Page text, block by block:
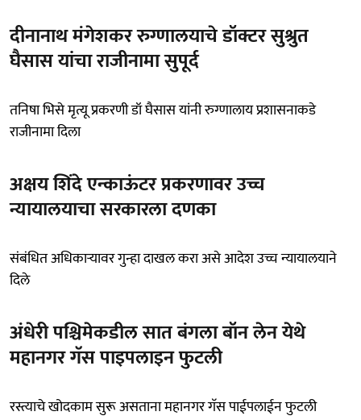
दीनानाथ मंगेशकर रुग्णालयाचे डॉक्टर सुश्रुत
घैसास यांचा राजीनामा सुपूर्द
तनिषा भिसे मृत्यू प्रकरणी डॉ घैसास यांनी रुग्णालाय प्रशासनाकडे
राजीनामा दिला
अक्षय शिंदे एन्काऊंटर प्रकरणावर उच्च
न्यायालयाचा सरकारला दणका
संबंधित अधिकाऱ्यावर गुन्हा दाखल करा असे आदेश उच्च न्यायालयाने
दिले
अंधेरी पश्चिमेकडील सात बंगला बॉन लेन येथे
महानगर गॅस पाइपलाइन फुटली
रस्त्याचे खोदकाम सुरू असताना महानगर गॅस पाईपलाईन फुटली